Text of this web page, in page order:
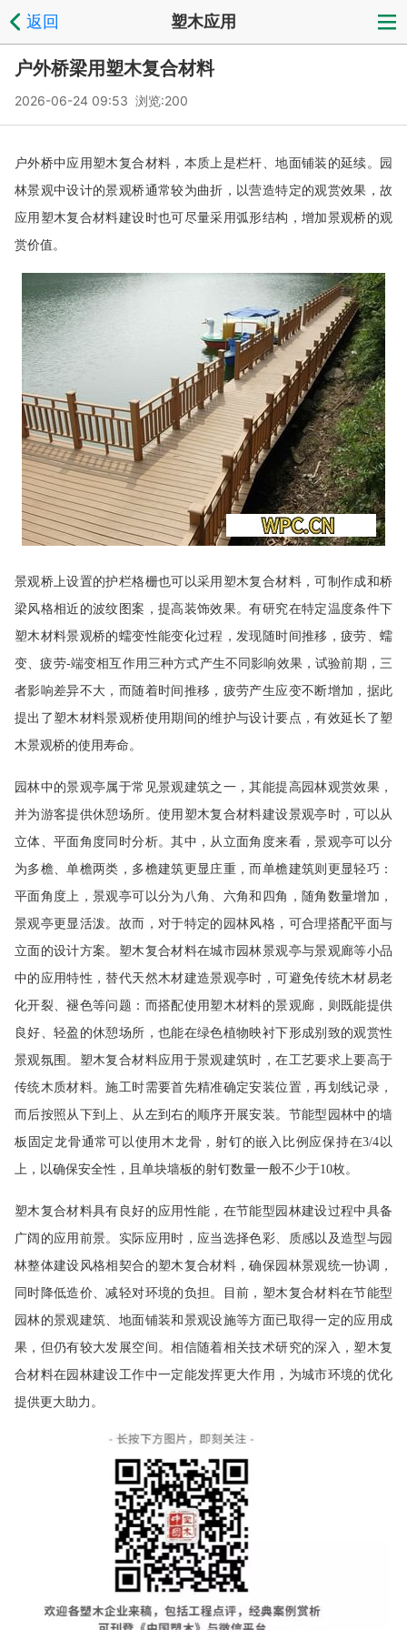
返回 塑木应用
户外桥梁用塑木复合材料
2026-06-24 09:53 浏览:200
户外桥中应用塑木复合材料，本质上是栏杆、地面铺装的延续。园
林景观中设计的景观桥通常较为曲折，以营造特定的观赏效果，故
应用塑木复合材料建设时也可尽量采用弧形结构，增加景观桥的观
赏价值。
景观桥上设置的护栏格栅也可以采用塑木复合材料，可制作成和桥
梁风格相近的波纹图案，提高装饰效果。有研究在特定温度条件下
塑木材料景观桥的蠕变性能变化过程，发现随时间推移，疲劳、蠕
变、疲劳-端变相互作用三种方式产生不同影响效果，试验前期，三
者影响差异不大，而随着时间推移，疲劳产生应变不断增加，据此
提出了塑木材料景观桥使用期间的维护与设计要点，有效延长了塑
木景观桥的使用寿命。
园林中的景观亭属于常见景观建筑之一，其能提高园林观赏效果，
并为游客提供休憩场所。使用塑木复合材料建设景观亭时，可以从
立体、平面角度同时分析。其中，从立面角度来看，景观亭可以分
为多檐、单檐两类，多檐建筑更显庄重，而单檐建筑则更显轻巧：
平面角度上，景观亭可以分为八角、六角和四角，随角数量增加，
景观亭更显活泼。故而，对于特定的园林风格，可合理搭配平面与
立面的设计方案。塑木复合材料在城市园林景观亭与景观廊等小品
中的应用特性，替代天然木材建造景观亭时，可避免传统木材易老
化开裂、褪色等问题：而搭配使用塑木材料的景观廊，则既能提供
良好、轻盈的休憩场所，也能在绿色植物映衬下形成别致的观赏性
景观氛围。塑木复合材料应用于景观建筑时，在工艺要求上要高于
传统木质材料。施工时需要首先精准确定安装位置，再划线记录，
而后按照从下到上、从左到右的顺序开展安装。节能型园林中的墙
板固定龙骨通常可以使用木龙骨，射钉的嵌入比例应保持在3/4以
上，以确保安全性，且单块墙板的射钉数量一般不少于10枚。
塑木复合材料具有良好的应用性能，在节能型园林建设过程中具备
广阔的应用前景。实际应用时，应当选择色彩、质感以及造型与园
林整体建设风格相契合的塑木复合材料，确保园林景观统一协调，
同时降低造价、减轻对环境的负担。目前，塑木复合材料在节能型
园林的景观建筑、地面铺装和景观设施等方面已取得一定的应用成
果，但仍有较大发展空间。相信随着相关技术研究的深入，塑木复
合材料在园林建设工作中一定能发挥更大作用，为城市环境的优化
提供更大助力。